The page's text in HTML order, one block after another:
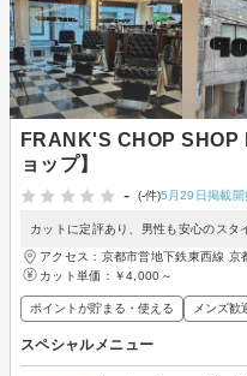
FRANK'S CHOP SHOP
ョップ】
-
(-件)5月29日掲載開
カットに定評あり、男性も安心のスタ
アクセス：京都市営地下鉄東西線 京
カット単価： ￥4,000～
ポイントが貯まる・使える メンズ歓
スペシャルメニュー